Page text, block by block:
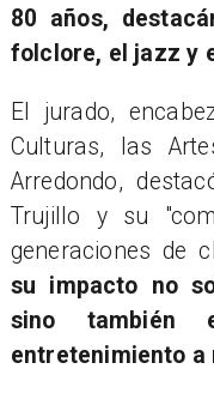
80 años,
folclore, el jazz y
El jurado,
Culturas, las
Arredondo,
Trujillo y su
generaciones de
su impacto no
sino
entretenimiento a